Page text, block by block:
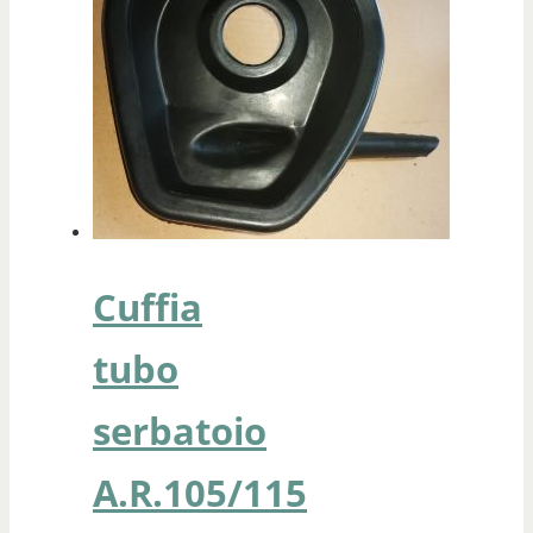
Cuffia
tubo
serbatoio
A.R.105/115